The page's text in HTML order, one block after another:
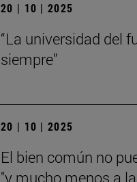
20 | 10 | 2025
“La universidad del
siempre”
20 | 10 | 2025
El bien común no
"y mucho menos a